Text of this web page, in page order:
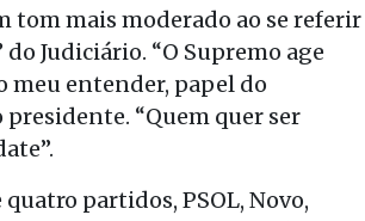
tom mais moderado ao se referir
Judiciário. “O Supremo age
meu entender, papel do
presidente. “Quem quer ser
partidos, PSOL, Novo,